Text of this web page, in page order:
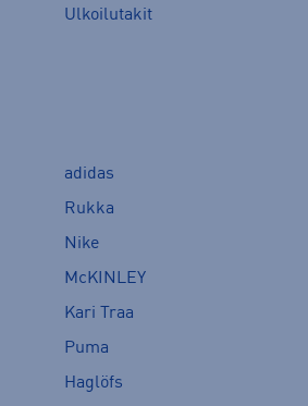
Ulkoilutakit
adidas
Rukka
Nike
McKINLEY
Kari Traa
Puma
Haglöfs